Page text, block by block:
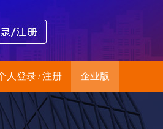
人登录/注册 企业版